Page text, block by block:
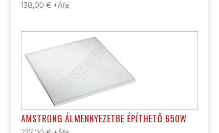
138,00 € +Áfa
AMSTRONG ÁLMENNYEZETBE ÉPÍTHETŐ 650W